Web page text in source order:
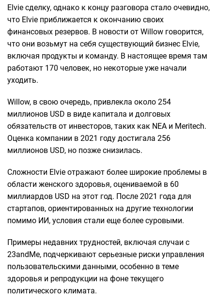
Elvie сделку, однако к концу разговора стало очевидно,
что Elvie приближается к окончанию своих
финансовых резервов. В новости от Willow говорится,
что они возьмут на себя существующий бизнес Elvie,
включая продукты и команду. В настоящее время там
работают 170 человек, но некоторые уже начали
уходить.
Willow, в свою очередь, привлекла около 254
миллионов USD в виде капитала и долговых
обязательств от инвесторов, таких как NEA и Meritech.
Оценка компании в 2021 году достигала 256
миллионов USD, но позже снизилась.
Сложности Elvie отражают более широкие проблемы в
области женского здоровья, оцениваемой в 60
миллиардов USD на этот год. После 2021 года для
стартапов, ориентированных на другие технологии
помимо ИИ, условия стали еще более суровыми.
Примеры недавних трудностей, включая случаи с
23andMe, подчеркивают серьезные риски управления
пользовательскими данными, особенно в теме
здоровья и репродукции на фоне текущего
политического климата.